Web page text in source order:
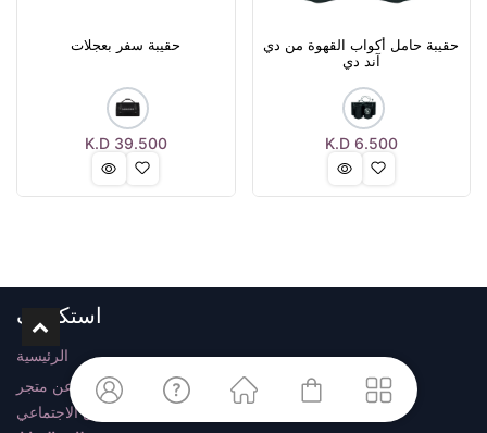
حقيبة حامل أكواب القهوة من دي
آند دي
6.500
K.D
حقيبة سفر بعجلات
39.500
K.D
استكشف
الرئيسية
ابحث عن متجر
وسائل التواصل الاجتماعي